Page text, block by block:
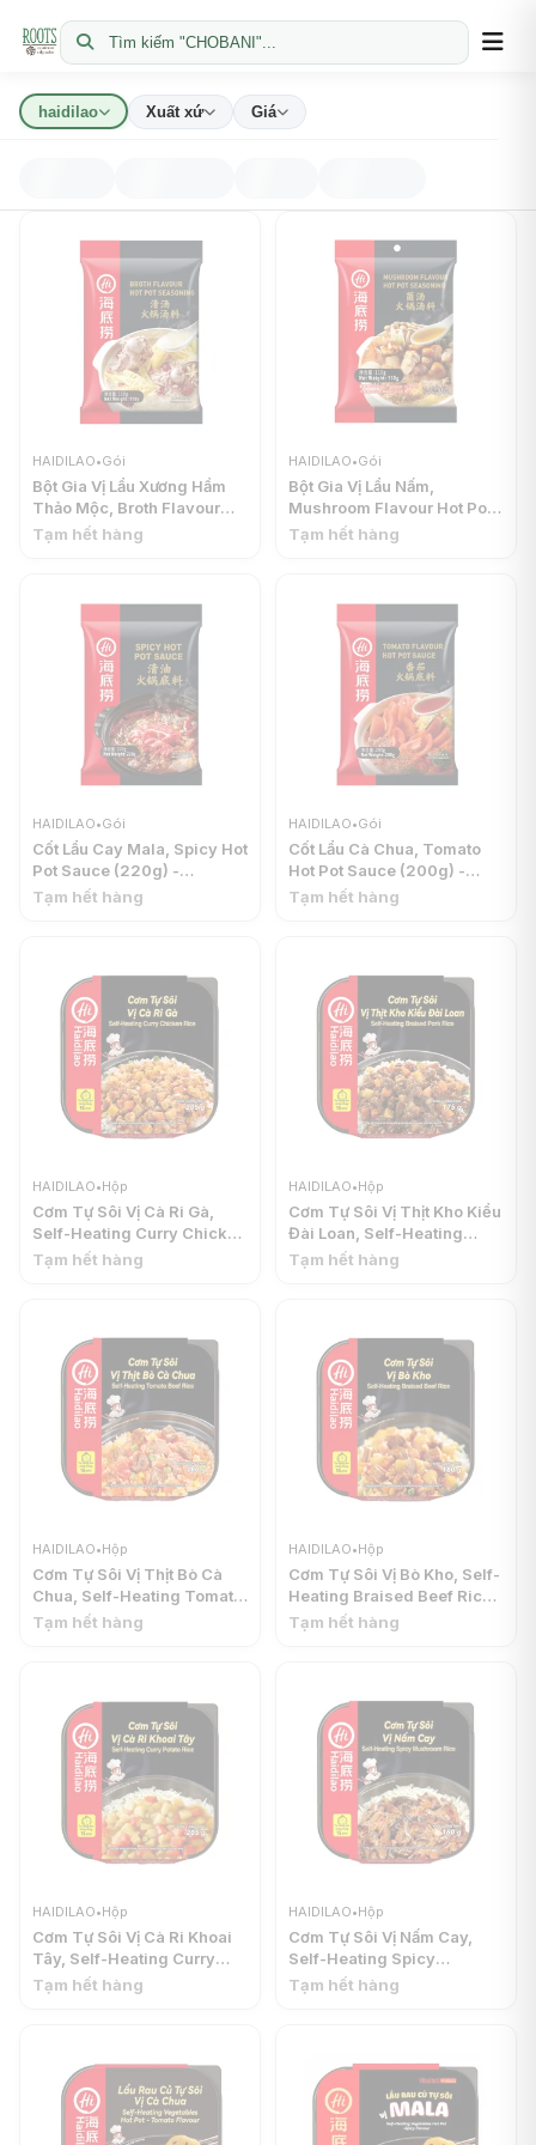
Tìm kiếm "CHOBANI"...
haidilao Xuất xứ Giá
HAIDILAO•Gói
Bột Gia Vị Lẩu Xương Hầm
Thảo Mộc, Broth Flavour
Hot Pot Seasoning Powder
Tạm hết hàng
HAIDILAO•Gói
Bột Gia Vị Lẩu Nấm,
Mushroom Flavour Hot Pot
Seasoning Powder (110g) -
Tạm hết hàng
HAIDILAO•Gói
Cốt Lẩu Cay Mala, Spicy Hot
Pot Sauce (220g) -
HAIDILAO
Tạm hết hàng
HAIDILAO•Gói
Cốt Lẩu Cà Chua, Tomato
Hot Pot Sauce (200g) -
HAIDILAO
Tạm hết hàng
HAIDILAO•Hộp
Cơm Tự Sôi Vị Cà Ri Gà,
Self-Heating Curry Chicken
Rice (205g) - HAIDILAO
Tạm hết hàng
HAIDILAO•Hộp
Cơm Tự Sôi Vị Thịt Kho Kiểu
Đài Loan, Self-Heating
Braised Pork Rice (175g) -
Tạm hết hàng
HAIDILAO•Hộp
Cơm Tự Sôi Vị Thịt Bò Cà
Chua, Self-Heating Tomato
Beef Rice (180g) -
Tạm hết hàng
HAIDILAO•Hộp
Cơm Tự Sôi Vị Bò Kho, Self-
Heating Braised Beef Rice
(180g) - HAIDILAO
Tạm hết hàng
HAIDILAO•Hộp
Cơm Tự Sôi Vị Cà Ri Khoai
Tây, Self-Heating Curry
Potato Rice (205g) -
Tạm hết hàng
HAIDILAO•Hộp
Cơm Tự Sôi Vị Nấm Cay,
Self-Heating Spicy
Mushroom Rice (160g) -
Tạm hết hàng